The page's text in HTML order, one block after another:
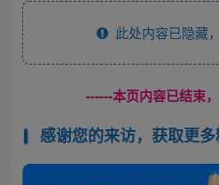
此处内容已隐藏
------本页内容已结束
感谢您的来访，获取更多